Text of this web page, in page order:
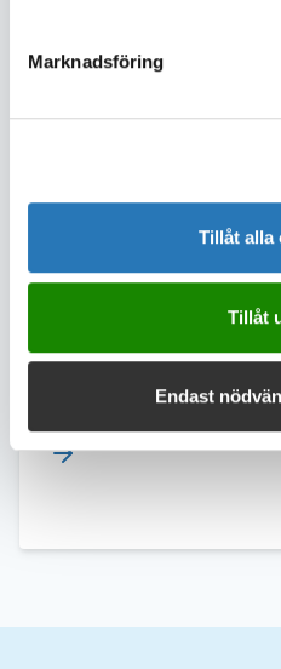
Marknadsföring
Tillåt alla
Tillåt
Endast
PFAS-rening med